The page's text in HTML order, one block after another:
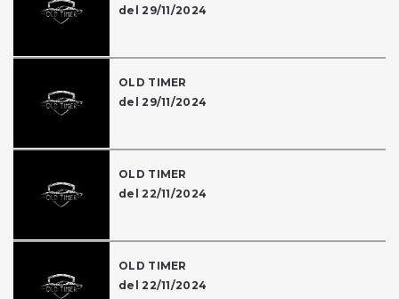
del 29/11/2024
OLD TIMER
del 29/11/2024
OLD TIMER
del 22/11/2024
OLD TIMER
del 22/11/2024